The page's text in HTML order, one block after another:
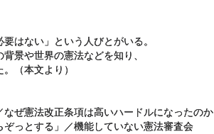
はない」という人びとがいる。
景や世界の憲法などを知り、
（本文より）
なぜ憲法改正条項は高いハードルになったのか
っとする」／機能していない憲法審査会